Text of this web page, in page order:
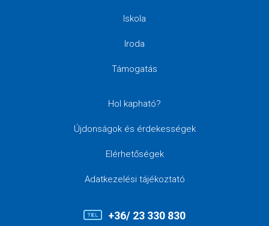
Iskola
Iroda
Támogatás
Hol kapható?
Újdonságok és érdekességek
Elérhetőségek
Adatkezelési tájékoztató
+36/ 23 330 830